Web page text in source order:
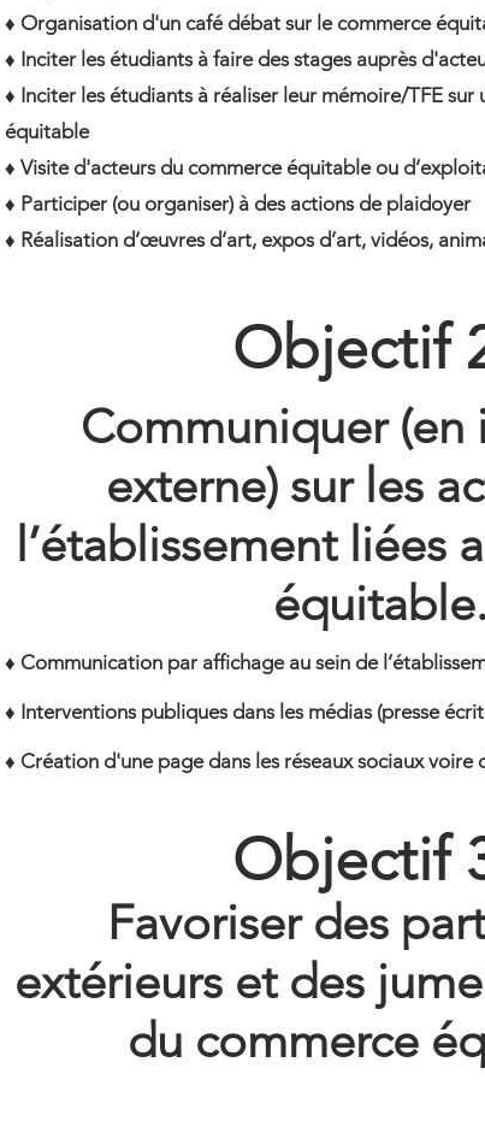
♦ Organisation d'un café débat sur le commerce
♦ Inciter les étudiants à faire des stages auprès
♦ Inciter les étudiants à réaliser leur mémoire/TFE sur
équitable
♦ Visite d'acteurs du commerce équitable ou
♦ Participer (ou organiser) à des actions de plaidoyer
♦ Réalisation d’œuvres d’art, expos d’art, vidéos,
Objectif
Communiquer (en
externe) sur les
l’établissement liées
équitable.
♦ Communication par affichage au sein de
♦ Interventions publiques dans les médias (presse
♦ Création d'une page dans les réseaux sociaux voire
Objectif
Favoriser des
extérieurs et des
du commerce